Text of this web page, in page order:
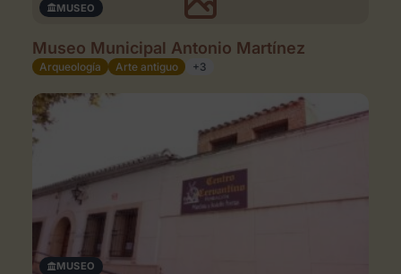
MUSEO
Museo Municipal Antonio Martínez
Arqueología Arte antiguo +3
MUSEO